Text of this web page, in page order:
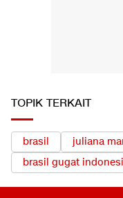
TOPIK TERKAIT
brasil
juliana
brasil gugat